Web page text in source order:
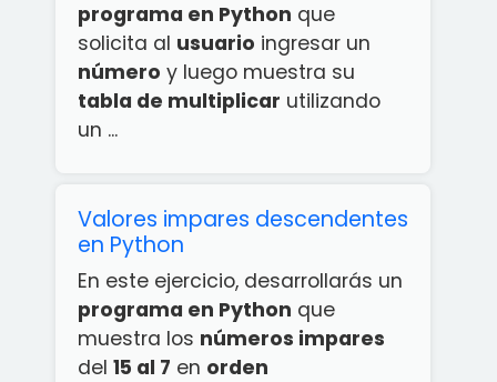
programa en Python que
solicita al usuario ingresar un
número y luego muestra su
tabla de multiplicar utilizando
un ...
Valores impares descendentes
en Python
En este ejercicio, desarrollarás un
programa en Python que
muestra los números impares
del 15 al 7 en orden